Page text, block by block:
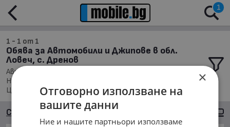
1
1 - 1 от 1
Обява за Автомобили и Джипове в обл.
Ловеч, с. Дренов
Автомобили и Джипове, Намира се в обл. Ловеч,
Населено място с. Дренов, Подредени по: Марка/Модел/
Цена
Сортиране
×
Отговорно използване на
вашите данни
Ние и нашите партньори използваме